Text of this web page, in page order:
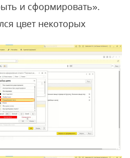
и сформировать».
цвет некоторых